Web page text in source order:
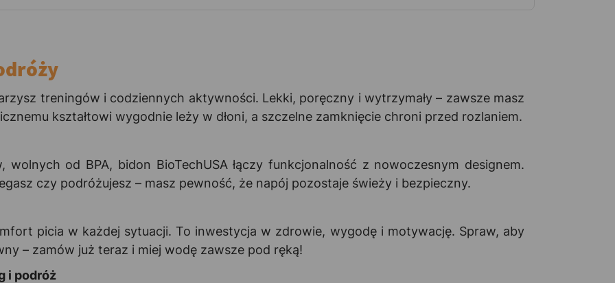
treningów i codziennych aktywności. Lekki, poręczny i wytrzymały – zawsze masz
kształtowi wygodnie leży w dłoni, a szczelne zamknięcie chroni przed rozlaniem.
wolnych od BPA, bidon BioTechUSA łączy funkcjonalność z nowoczesnym designem.
czy podróżujesz – masz pewność, że napój pozostaje świeży i bezpieczny.
picia w każdej sytuacji. To inwestycja w zdrowie, wygodę i motywację. Spraw, aby
– zamów już teraz i miej wodę zawsze pod ręką!
i podróż